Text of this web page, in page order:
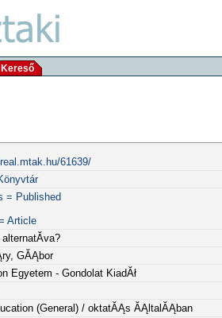
Kereső
61639/
= Published
Article
alternatĂ­va?
GĂĄbor
Egyetem - Gondolat KiadĂł
(General) / oktatĂĄs ĂĄltalĂĄban